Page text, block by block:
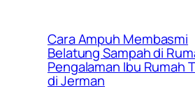
Cara Ampuh Membasmi
Belatung Sampah di
Pengalaman Ibu Rumah
di Jerman